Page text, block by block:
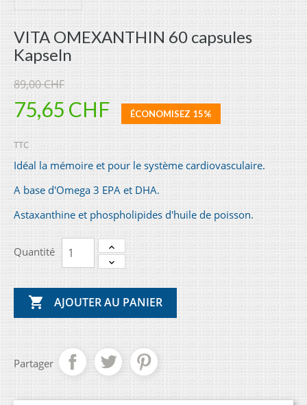
VITA OMEXANTHIN 60 capsules
Kapseln
89,00 CHF
75,65 CHF ÉCONOMISEZ 15%
TTC
Idéal la mémoire et pour le système cardiovasculaire.
A base d'Omega 3 EPA et DHA.
Astaxanthine et phospholipides d'huile de poisson.
Quantité
 AJOUTER AU PANIER
Partager